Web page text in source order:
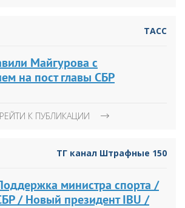
ТАСС
Майгурова с
на пост главы СБР
К ПУБЛИКАЦИИ
ТГ канал Штрафные 150
министра спорта /
/ Новый президент IBU /